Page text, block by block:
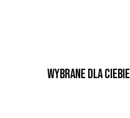
Wybrane dla Ciebie